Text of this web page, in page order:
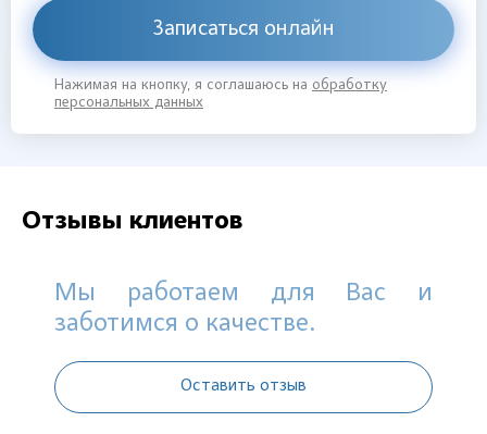
Записаться онлайн
Нажимая на кнопку, я соглашаюсь на обработку
персональных данных
Отзывы клиентов
Мы работаем для Вас и
заботимся о качестве.
Оставить отзыв